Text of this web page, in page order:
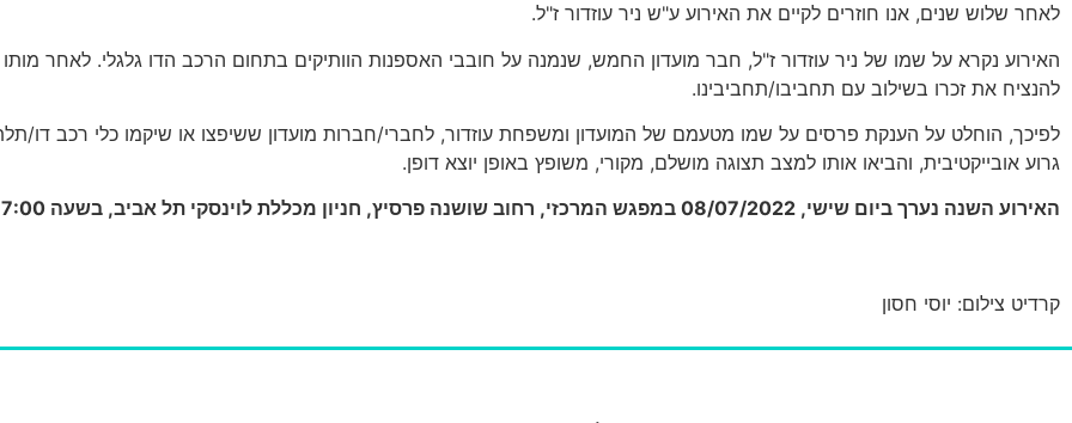
לאחר שלוש שנים, אנו חוזרים לקיים את האירוע ע"ש ניר עוזדור ז"ל.
האירוע נקרא על שמו של ניר עוזדור ז"ל, חבר מועדון החמש, שנמנה על חובבי האספנות הוותיקים בתחום הרכב הדו גלגלי. לאחר
להנציח את זכרו בשילוב עם תחביבו/תחביבינו.
לפיכך, הוחלט על הענקת פרסים על שמו מטעמם של המועדון ומשפחת עוזדור, לחברי/חברות מועדון ששיפצו או שיקמו כלי רכב דו/
גרוע אובייקטיבית, והביאו אותו למצב תצוגה מושלם, מקורי, משופץ באופן יוצא דופן.
האירוע השנה נערך ביום שישי, 08/07/2022 במפגש המרכזי, רחוב שושנה פרסיץ, חניון מכללת לוינסקי תל אביב, בשעה 17:00.
קרדיט צילום: יוסי חסון